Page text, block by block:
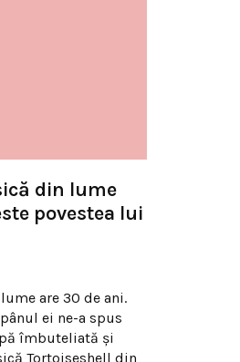
din lume
povestea lui
are 30 de ani.
ei ne-a spus
îmbuteliată și
Tortoiseshell din